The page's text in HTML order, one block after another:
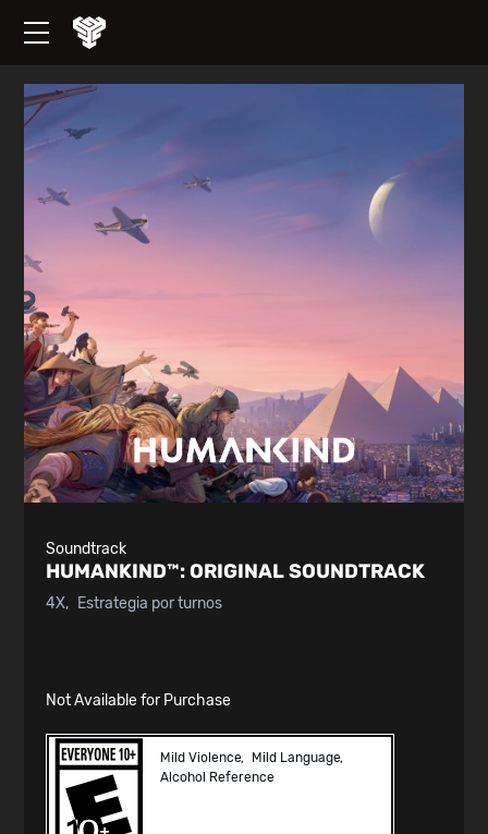
Soundtrack
HUMANKIND™:ORIGINAL SOUNDTRACK
4X Estrategia por turnos
Not Available for Purchase
Mild Violence
Mild Language
Alcohol Reference